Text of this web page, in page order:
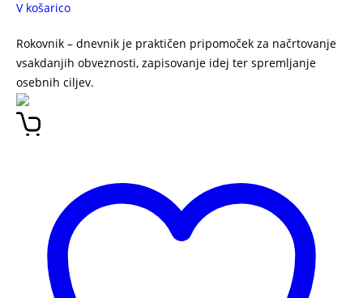
V košarico
Rokovnik – dnevnik je praktičen pripomoček za načrtovanje
vsakdanjih obveznosti, zapisovanje idej ter spremljanje
osebnih ciljev.